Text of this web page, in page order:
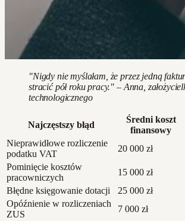
"Nigdy nie myślałam, że przez jedną
stracić pół roku pracy." – Anna,
technologicznego
Najczęstszy błąd
Średni koszt
finansowy
Nieprawidłowe rozliczenie
podatku VAT
20 000 zł
Pominięcie kosztów
pracowniczych
15 000 zł
Błędne księgowanie dotacji
25 000 zł
Opóźnienie w rozliczeniach
ZUS
7 000 zł